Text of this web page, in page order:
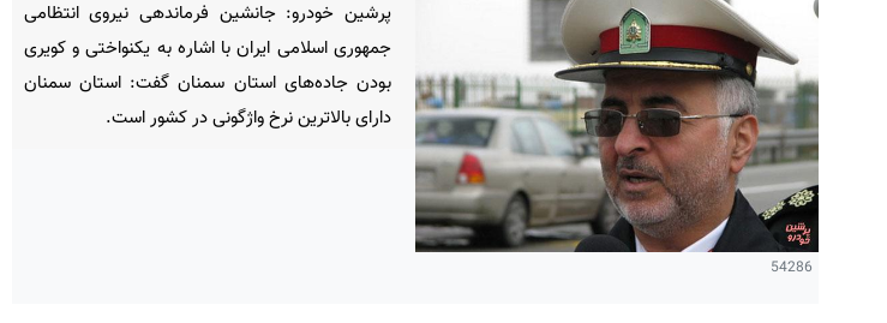
54286
پرشین خودرو: جانشین فرماندهی نیروی انتظامی
جمهوری اسلامی ایران با اشاره به یکنواختی و کویری
بودن جاده‌های استان سمنان گفت: استان سمنان
دارای بالاترین نرخ واژگونی در کشور است.